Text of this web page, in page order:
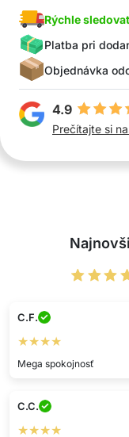
Rýchle
Platba pri
Objednávka
4.9
Prečítajte si
C.F.
★★★★
Mega spokojnosť
C.C.
★★★★